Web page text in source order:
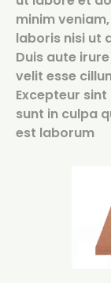
minim
laboris nisi ut
Duis aute
velit esse
Excepteur
sunt in culpa
est laborum